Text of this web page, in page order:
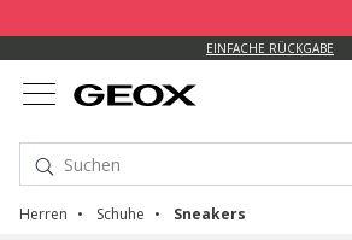
EINFACHE RÜCKGABE
Herren Schuhe Sneakers